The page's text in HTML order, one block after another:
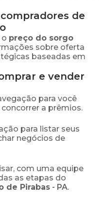
de
preço do sorgo
sobre oferta
baseadas em
e vender
para você
a prêmios.
para listar seus
negócios de
com uma equipe
as etapas do
de Pirabas - PA.